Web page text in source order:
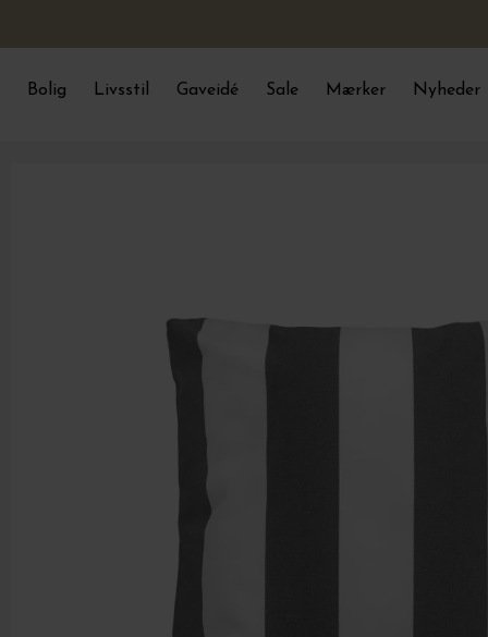
Bolig Livsstil Gaveidé Sale Mærker Nyheder